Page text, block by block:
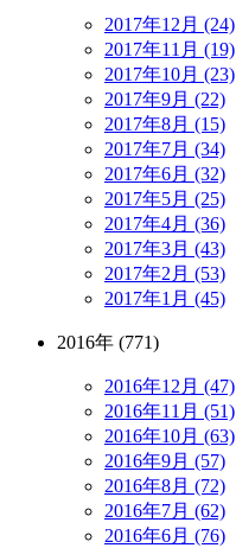
2017年12月 (24)
2017年11月 (19)
2017年10月 (23)
2017年9月 (22)
2017年8月 (15)
2017年7月 (34)
2017年6月 (32)
2017年5月 (25)
2017年4月 (36)
2017年3月 (43)
2017年2月 (53)
2017年1月 (45)
2016年 (771)
2016年12月 (47)
2016年11月 (51)
2016年10月 (63)
2016年9月 (57)
2016年8月 (72)
2016年7月 (62)
2016年6月 (76)